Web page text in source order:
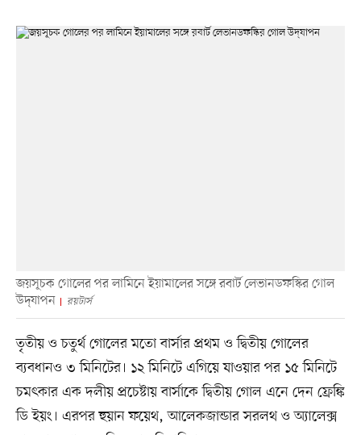
জয়সূচক গোলের পর লামিনে ইয়ামালের সঙ্গে রবার্ট লেভানডফস্কির গোল
উদ্‌যাপন
রয়টার্স
তৃতীয় ও চতুর্থ গোলের মতো বার্সার প্রথম ও দ্বিতীয় গোলের
ব্যবধানও ৩ মিনিটের। ১২ মিনিটে এগিয়ে যাওয়ার পর ১৫ মিনিটে
চমৎকার এক দলীয় প্রচেষ্টায় বার্সাকে দ্বিতীয় গোল এনে দেন ফ্রেঙ্কি
ডি ইয়ং। এরপর হুয়ান ফয়েথ, আলেকজান্ডার সরলথ ও অ্যালেক্স